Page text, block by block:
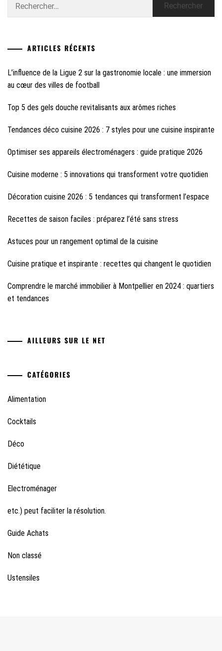
ARTICLES RÉCENTS
L’influence de la Ligue 2 sur la gastronomie locale : une immersion
au cœur des villes de football
Top 5 des gels douche revitalisants aux arômes riches
Tendances déco cuisine 2026 : 7 styles pour une cuisine inspirante
Optimiser ses appareils électroménagers : guide pratique 2026
Cuisine moderne : 5 innovations qui transforment votre quotidien
Décoration cuisine 2026 : 5 tendances qui transforment l’espace
Recettes de saison faciles : préparez l’été sans stress
Astuces pour un rangement optimal de la cuisine
Cuisine pratique et inspirante : recettes qui changent le quotidien
Comprendre le marché immobilier à Montpellier en 2024 : quartiers
et tendances
AILLEURS SUR LE NET
CATÉGORIES
Alimentation
Cocktails
Déco
Diététique
Electroménager
etc.) peut faciliter la résolution.
Guide Achats
Non classé
Ustensiles